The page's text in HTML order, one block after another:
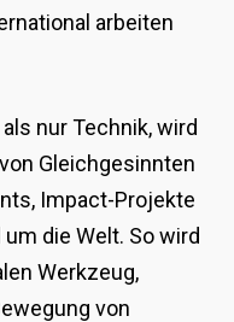
arbeiten
nur Technik, wird
Gleichgesinnten
Impact-Projekte
die Welt. So wird
Werkzeug,
von